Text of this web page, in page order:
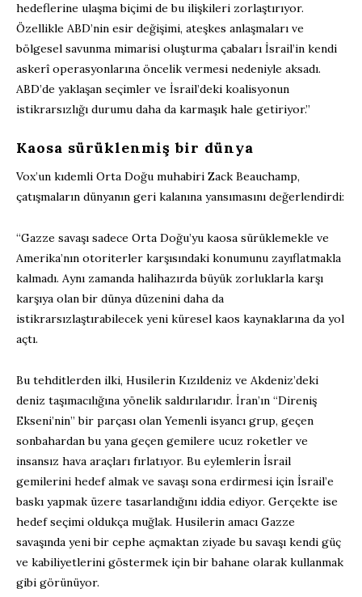
hedeflerine ulaşma biçimi de bu ilişkileri zorlaştırıyor.
Özellikle ABD’nin esir değişimi, ateşkes anlaşmaları ve
bölgesel savunma mimarisi oluşturma çabaları İsrail’in kendi
askerî operasyonlarına öncelik vermesi nedeniyle aksadı.
ABD’de yaklaşan seçimler ve İsrail’deki koalisyonun
istikrarsızlığı durumu daha da karmaşık hale getiriyor.”
Kaosa sürüklenmiş bir dünya
Vox’un kıdemli Orta Doğu muhabiri Zack Beauchamp,
çatışmaların dünyanın geri kalanına yansımasını değerlendirdi:
“Gazze savaşı sadece Orta Doğu’yu kaosa sürüklemekle ve
Amerika’nın otoriterler karşısındaki konumunu zayıflatmakla
kalmadı. Aynı zamanda halihazırda büyük zorluklarla karşı
karşıya olan bir dünya düzenini daha da
istikrarsızlaştırabilecek yeni küresel kaos kaynaklarına da yol
açtı.
Bu tehditlerden ilki, Husilerin Kızıldeniz ve Akdeniz’deki
deniz taşımacılığına yönelik saldırılarıdır. İran’ın “Direniş
Ekseni’nin” bir parçası olan Yemenli isyancı grup, geçen
sonbahardan bu yana geçen gemilere ucuz roketler ve
insansız hava araçları fırlatıyor. Bu eylemlerin İsrail
gemilerini hedef almak ve savaşı sona erdirmesi için İsrail’e
baskı yapmak üzere tasarlandığını iddia ediyor. Gerçekte ise
hedef seçimi oldukça muğlak. Husilerin amacı Gazze
savaşında yeni bir cephe açmaktan ziyade bu savaşı kendi güç
ve kabiliyetlerini göstermek için bir bahane olarak kullanmak
gibi görünüyor.